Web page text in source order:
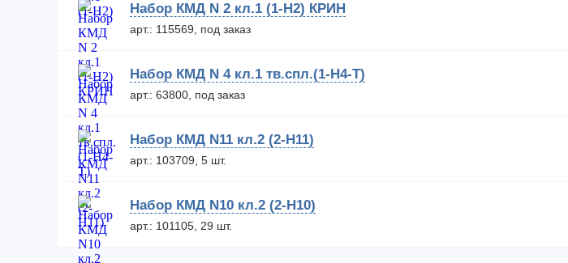
Набор КМД N 2 кл.1 (1-Н2) КРИН
арт.: 115569, под заказ
Набор КМД N 4 кл.1 тв.спл.(1-Н4-Т)
арт.: 63800, под заказ
Набор КМД N11 кл.2 (2-Н11)
арт.: 103709, 5 шт.
Набор КМД N10 кл.2 (2-H10)
арт.: 101105, 29 шт.